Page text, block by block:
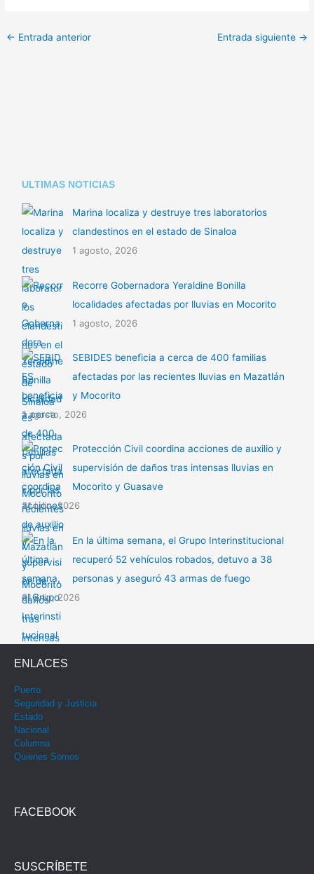
p
y
at
s
← Entrada anterior Entrada siguiente →
ULTIMAS NOTICIAS
Marina localiza y destruye tres laboratorios
clandestinos en el estado de Sinaloa
1 agosto, 2026
Recorre Gobernadora Yeraldine Bonilla
localidades afectadas por lluvias en Mocorito
1 agosto, 2026
SEBIDES beneficia a cerca de 400 familias
afectadas por las recientes lluvias en Mazatlán
y Mocorito
1 agosto, 2026
Protección Civil coordina acciones de auxilio y
supervisión de daños tras intensas lluvias en
Mocorito y Guasave
31 julio, 2026
En la última semana, el Grupo Interinstitucional
recuperó 52 vehículos robados, detuvo a 38
personas y aseguró 43 armas de fuego
31 julio, 2026
ENLACES
Puerto
Seguridad y Justicia
Estado
Nacional
Columna
Quienes Somos
FACEBOOK
SUSCRÍBETE